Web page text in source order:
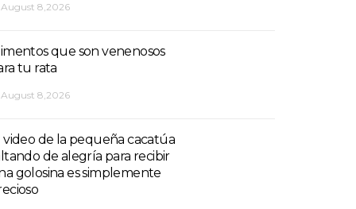
August 8,2026
que son venenosos
tu rata
August 8,2026
video de la pequeña cacatúa
de alegría para recibir
golosina es simplemente